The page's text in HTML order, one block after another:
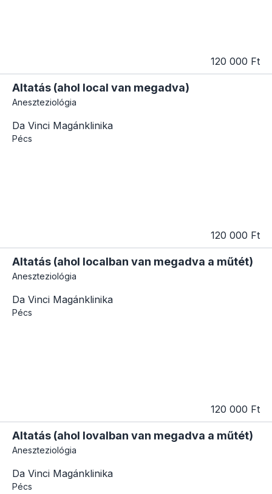
120 000 Ft
Altatás (ahol local van megadva)
Aneszteziológia
Da Vinci Magánklinika
Pécs
120 000 Ft
Altatás (ahol localban van megadva a műtét)
Aneszteziológia
Da Vinci Magánklinika
Pécs
120 000 Ft
Altatás (ahol lovalban van megadva a műtét)
Aneszteziológia
Da Vinci Magánklinika
Pécs